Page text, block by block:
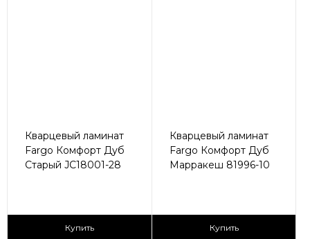
Кварцевый ламинат
Fargo Комфорт Дуб
Старый JC18001-28
2
Купить
Кварцевый ламинат
Fargo Комфорт Дуб
Марракеш 81996-10
2
Купить